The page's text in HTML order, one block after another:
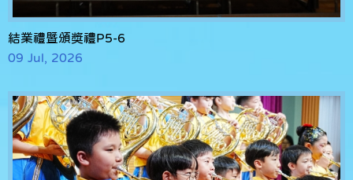
結業禮暨頒獎禮P5-6
09 Jul, 2026